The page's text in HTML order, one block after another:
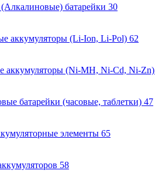
батарейки 30
аккумуляторы (Li-Ion, Li-Pol) 62
аккумуляторы (Ni-MH, Ni-Cd, Ni-Zn)
батарейки (часовые, таблетки) 47
элементы 65
58